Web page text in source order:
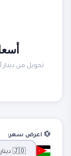
تحويل من
💱 اعرض سعر: